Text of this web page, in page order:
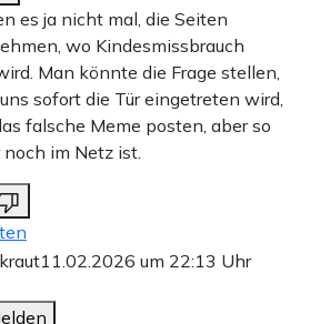
es ja nicht mal, die Seiten
wo Kindesmissbrauch
Man könnte die Frage stellen,
sofort die Tür eingetreten wird,
falsche Meme posten, aber so
im Netz ist.
11.02.2026 um 22:13 Uhr